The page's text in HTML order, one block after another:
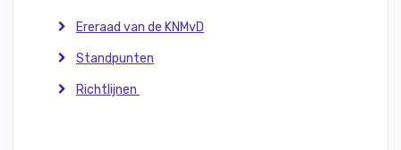
Ereraad van de KNMvD
Standpunten
Richtlijnen